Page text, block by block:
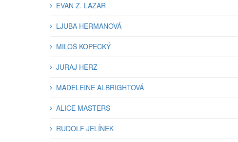
EVAN Z. LAZAR
LJUBA HERMANOVÁ
MILOŠ KOPECKÝ
JURAJ HERZ
MADELEINE ALBRIGHTOVÁ
ALICE MASTERS
RUDOLF JELÍNEK